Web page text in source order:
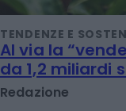
TENDENZE E
Al via la
da 1,2 miliardi
Redazione